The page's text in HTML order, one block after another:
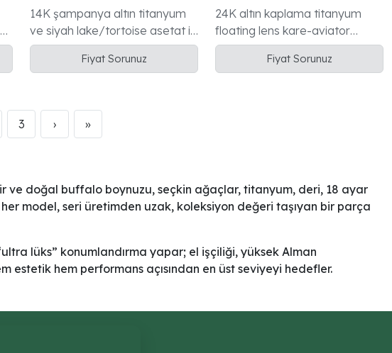
Gunes Gozlugu
14K şampanya altın titanyum
ve siyah lake/tortoise asetat iki
tonlu oversize çerçeve
Fiyat Sorunuz
Gunes Gozlugu
24K altın kaplama titanyum
floating lens kare-aviator
çerçeve
Fiyat Sorunuz
3 › »
ve doğal buffalo boynuzu, seçkin ağaçlar, titanyum, deri, 18 ayar
model, seri üretimden uzak, koleksiyon değeri taşıyan bir parça
lüks” konumlandırma yapar; el işçiliği, yüksek Alman
estetik hem performans açısından en üst seviyeyi hedefler.